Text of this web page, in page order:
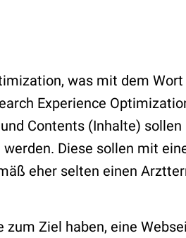
was mit dem Wort
Experience
Contents (Inhalte) sollen
Diese sollen mit
eher selten einen
Ziel haben, eine